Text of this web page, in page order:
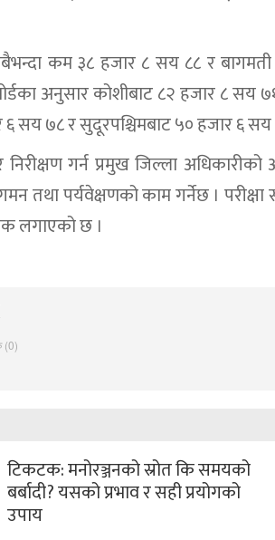
कम ३८ हजार ८ सय ८८ र
अनुसार कोशीबाट ८२ हजार ८ सय
६ सय ७८ र सुदूरपश्चिमबाट ५० हजार ६ सय
गर्न प्रमुख जिल्ला
तथा पर्यवेक्षणको काम गर्नेछ । परीक्षा
लगाएको छ ।
(0)
टिकटक: मनोरञ्जनको स्रोत कि समयको
बर्बादी? यसको प्रभाव र सही प्रयोगको
उपाय